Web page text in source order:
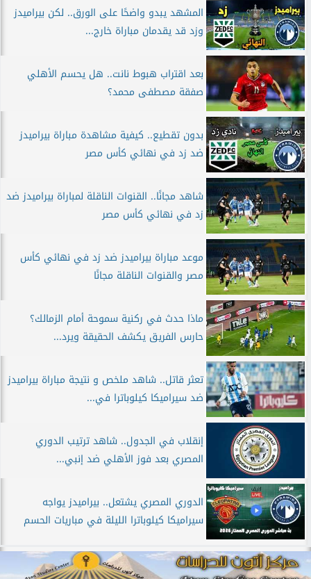
المشهد يبدو واضحًا على الورق.. لكن بيراميدز
وزد قد يقدمان مباراة خارج...
بعد اقتراب هبوط نانت.. هل يحسم الأهلي
صفقة مصطفى محمد؟
بدون تقطيع.. كيفية مشاهدة مباراة بيراميدز
ضد زد في نهائي كأس مصر
شاهد مجانًا.. القنوات الناقلة لمباراة بيراميدز ضد
زد في نهائي كأس مصر
موعد مباراة بيراميدز ضد زد في نهائي كأس
مصر والقنوات الناقلة مجانًا
ماذا حدث في ركنية سموحة أمام الزمالك؟
حارس الفريق يكشف الحقيقة ويرد...
تعثر قاتل.. شاهد ملخص و نتيجة مباراة بيراميدز
ضد سيراميكا كيلوباترا في...
إنقلاب في الجدول.. شاهد ترتيب الدوري
المصري بعد فوز الأهلي ضد إنبي...
الدوري المصري يشتعل.. بيراميدز يواجه
سيراميكا كيلوباترا الليلة في مباريات الحسم